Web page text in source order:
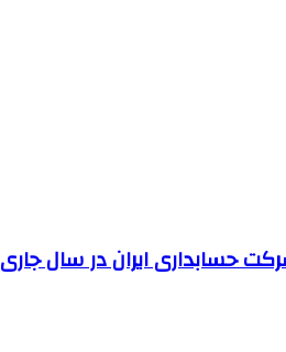
حسابداری ایران در سال جاری